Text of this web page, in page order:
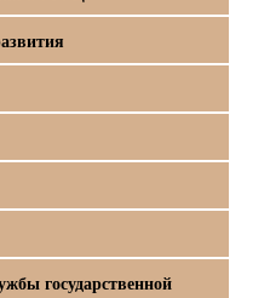
государственной